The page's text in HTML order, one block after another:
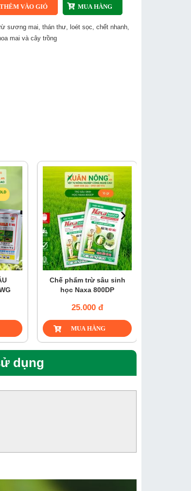
sương mai, thán thư, loét sọc, chết nhanh,
mai và cây trồng
Chế phẩm trừ sâu sinh
học Naxa 800DP
25.000 đ
›
dụng